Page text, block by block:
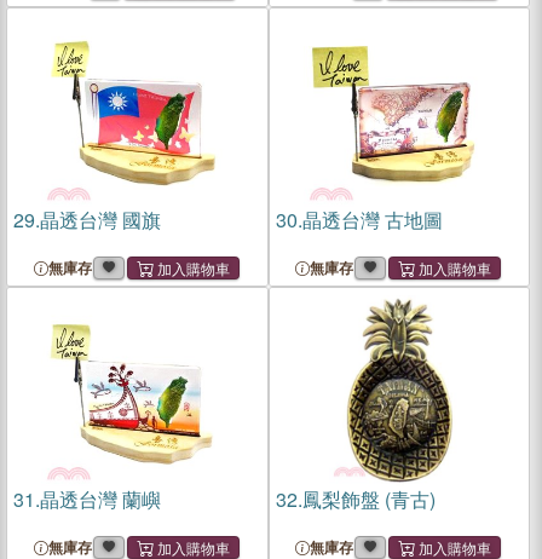
29.晶透台灣 國旗
無庫存
30.晶透台灣 古地圖
無庫存
31.晶透台灣 蘭嶼
無庫存
32.鳳梨飾盤 (青古)
無庫存